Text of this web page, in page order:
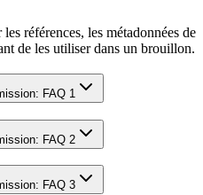
références, les métadonnées de
de les utiliser dans un brouillon.
FAQ 1
FAQ 2
FAQ 3